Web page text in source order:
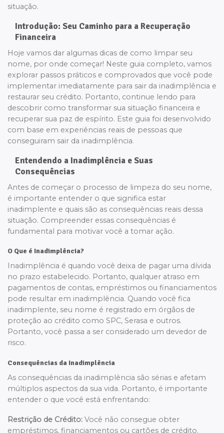
situação.
Introdução: Seu Caminho para a Recuperação
Financeira
Hoje vamos dar algumas dicas de como limpar seu
nome, por onde começar! Neste guia completo, vamos
explorar passos práticos e comprovados que você pode
implementar imediatamente para sair da inadimplência e
restaurar seu crédito. Portanto, continue lendo para
descobrir como transformar sua situação financeira e
recuperar sua paz de espírito. Este guia foi desenvolvido
com base em experiências reais de pessoas que
conseguiram sair da inadimplência.
Entendendo a Inadimplência e Suas
Consequências
Antes de começar o processo de limpeza do seu nome,
é importante entender o que significa estar
inadimplente e quais são as consequências reais dessa
situação. Compreender essas consequências é
fundamental para motivar você a tomar ação.
O Que é Inadimplência?
Inadimplência é quando você deixa de pagar uma dívida
no prazo estabelecido. Portanto, qualquer atraso em
pagamentos de contas, empréstimos ou financiamentos
pode resultar em inadimplência. Quando você fica
inadimplente, seu nome é registrado em órgãos de
proteção ao crédito como SPC, Serasa e outros.
Portanto, você passa a ser considerado um devedor de
risco.
Consequências da Inadimplência
As consequências da inadimplência são sérias e afetam
múltiplos aspectos da sua vida. Portanto, é importante
entender o que você está enfrentando:
Restrição de Crédito: Você não consegue obter
empréstimos, financiamentos ou cartões de crédito.